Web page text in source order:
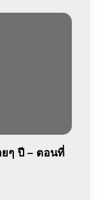
ยๆ ปี – ตอนที่